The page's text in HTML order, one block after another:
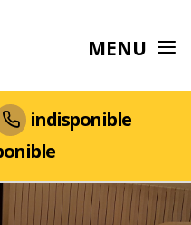
MENU
indisponible